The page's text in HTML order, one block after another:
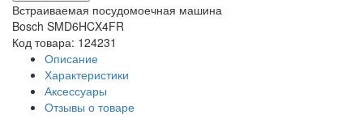
Встраиваемая посудомоечная машина
Bosch SMD6HCX4FR
Код товара: 124231
Описание
Характеристики
Аксессуары
Отзывы о товаре